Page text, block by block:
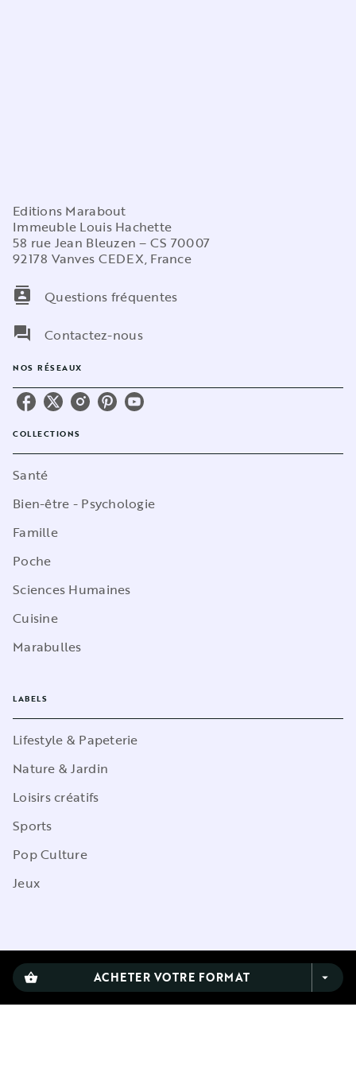
shopping_basket ACHETER VOTRE FORMAT arrow_drop_down
Editions Marabout
Immeuble Louis Hachette
58 rue Jean Bleuzen – CS 70007
92178 Vanves CEDEX, France
contacts
Questions fréquentes
question_answer
Contactez-nous
NOS RÉSEAUX
COLLECTIONS
Santé
Bien-être - Psychologie
Famille
Poche
Sciences Humaines
Cuisine
Marabulles
LABELS
Lifestyle & Papeterie
Nature & Jardin
Loisirs créatifs
Sports
Pop Culture
Jeux
CGU
Charte de référencement
Charte des Données Personnelles